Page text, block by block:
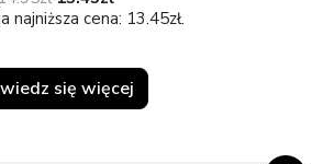
najniższa cena: 13.45zł.
się więcej